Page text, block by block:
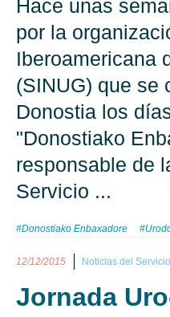
Hace unas
por la
Iberoamericana
(SINUG) que se
Donostia los
"Donostiako
responsable de
Servicio ...
#Donostiako Enbaxadore
12/12/2015 Noticias del
Jornada